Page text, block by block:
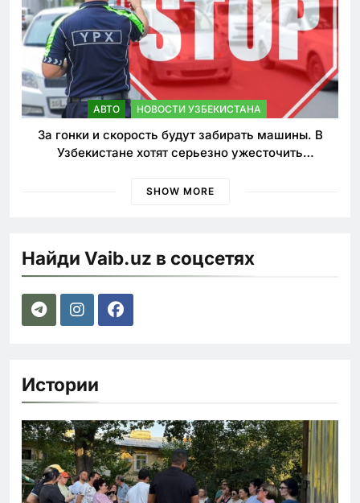
АВТО НОВОСТИ УЗБЕКИСТАНА
За гонки и скорость будут забирать машины. В
Узбекистане хотят серьезно ужесточить
SHOW MORE
Найди Vaib.uz в соцсетях
Истории